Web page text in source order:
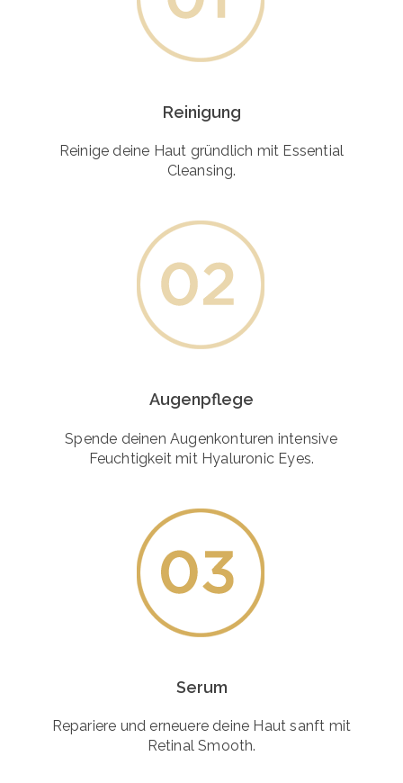
Reinigung
Reinige deine Haut gründlich mit Essential
Cleansing.
Augenpflege
Spende deinen Augenkonturen intensive
Feuchtigkeit mit Hyaluronic Eyes.
Serum
Repariere und erneuere deine Haut sanft mit
Retinal Smooth.